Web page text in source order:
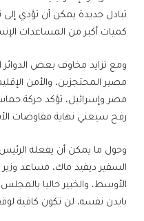
تبادل جديدة يمكن أن تؤدي
كميات أكبر من المساعدات
ومع تزايد مخاوف بعض الدوائر
مصير المحتجزين، والأمن
مصر وإسرائيل، تؤكد حركة
رفح سيعني نهاية مفاوضات
وحول ما يمكن أن يفعله
السفير ديفيد ماك، مساعد
الأوسط، والخبير حاليا
بايدن نفسه، لن تكون كافية